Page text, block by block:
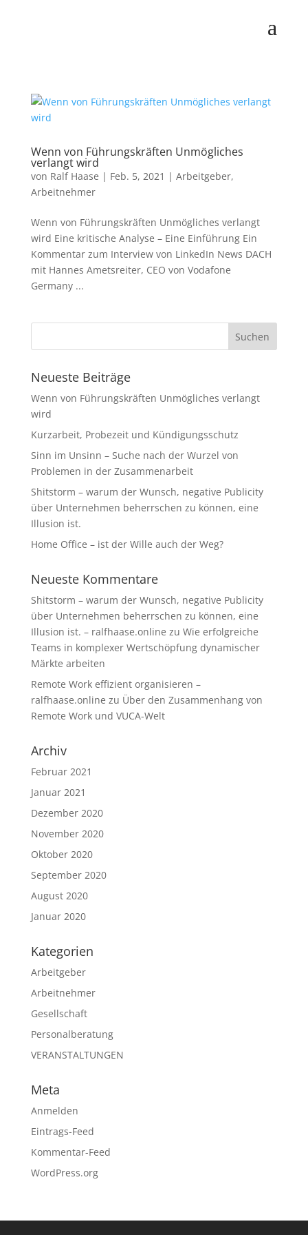
Wenn von Führungskräften Unmögliches
verlangt wird
von Ralf Haase | Feb. 5, 2021 | Arbeitgeber,
Arbeitnehmer
Wenn von Führungskräften Unmögliches verlangt
wird Eine kritische Analyse – Eine Einführung Ein
Kommentar zum Interview von LinkedIn News DACH
mit Hannes Ametsreiter, CEO von Vodafone
Germany ...
Neueste Beiträge
Wenn von Führungskräften Unmögliches verlangt
wird
Kurzarbeit, Probezeit und Kündigungsschutz
Sinn im Unsinn – Suche nach der Wurzel von
Problemen in der Zusammenarbeit
Shitstorm – warum der Wunsch, negative Publicity
über Unternehmen beherrschen zu können, eine
Illusion ist.
Home Office – ist der Wille auch der Weg?
Neueste Kommentare
Shitstorm – warum der Wunsch, negative Publicity
über Unternehmen beherrschen zu können, eine
Illusion ist. – ralfhaase.online zu Wie erfolgreiche
Teams in komplexer Wertschöpfung dynamischer
Märkte arbeiten
Remote Work effizient organisieren –
ralfhaase.online zu Über den Zusammenhang von
Remote Work und VUCA-Welt
Archiv
Februar 2021
Januar 2021
Dezember 2020
November 2020
Oktober 2020
September 2020
August 2020
Januar 2020
Kategorien
Arbeitgeber
Arbeitnehmer
Gesellschaft
Personalberatung
VERANSTALTUNGEN
Meta
Anmelden
Eintrags-Feed
Kommentar-Feed
WordPress.org